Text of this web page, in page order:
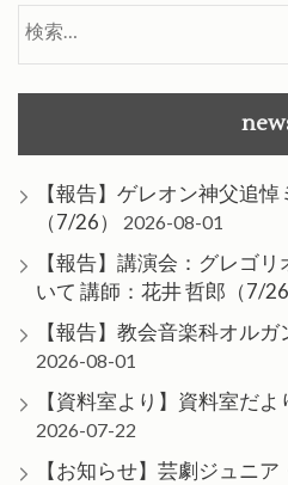
【報告】ゲレオン神父追
（7/26）
2026-08-01
【報告】講演会：グレゴ
いて 講師：花井 哲郎（7/26
【報告】教会音楽科オル
2026-08-01
【資料室より】資料室だ
2026-07-22
【お知らせ】芸劇ジュニ